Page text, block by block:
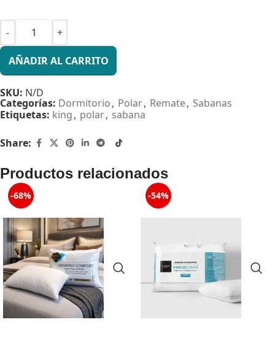
AÑADIR AL CARRITO
SKU: N/D
Categorías: Dormitorio, Polar, Remate, Sabanas
Etiquetas: king, polar, sabana
Share:
Productos relacionados
-68% -54%